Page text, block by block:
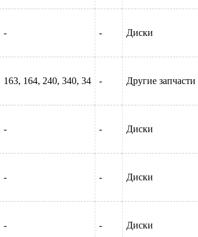
- - Диски
163, 164, 240, 340, 34 - Другие запчасти
- - Диски
- - Диски
- - Диски